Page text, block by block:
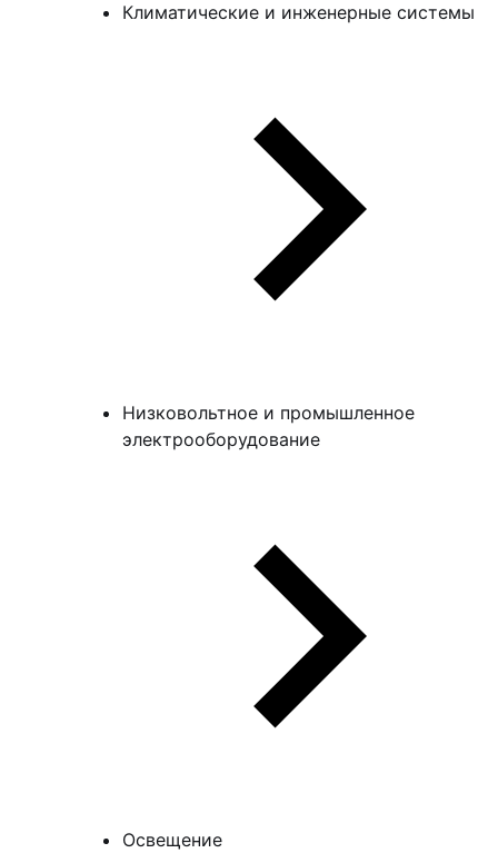
Климатические и инженерные системы
Низковольтное и промышленное
электрооборудование
Освещение